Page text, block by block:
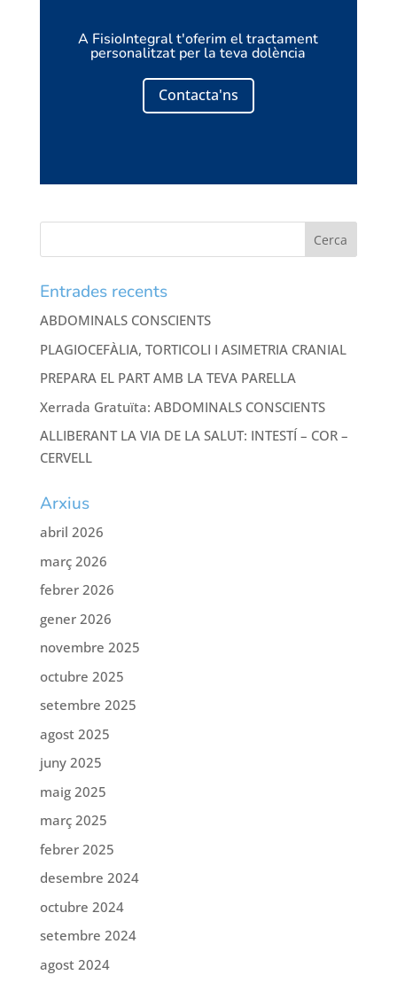
A FisioIntegral t'oferim el tractament
personalitzat per la teva dolència
Contacta'ns
Entrades recents
ABDOMINALS CONSCIENTS
PLAGIOCEFÀLIA, TORTICOLI I ASIMETRIA CRANIAL
PREPARA EL PART AMB LA TEVA PARELLA
Xerrada Gratuïta: ABDOMINALS CONSCIENTS
ALLIBERANT LA VIA DE LA SALUT: INTESTÍ – COR –
CERVELL
Arxius
abril 2026
març 2026
febrer 2026
gener 2026
novembre 2025
octubre 2025
setembre 2025
agost 2025
juny 2025
maig 2025
març 2025
febrer 2025
desembre 2024
octubre 2024
setembre 2024
agost 2024